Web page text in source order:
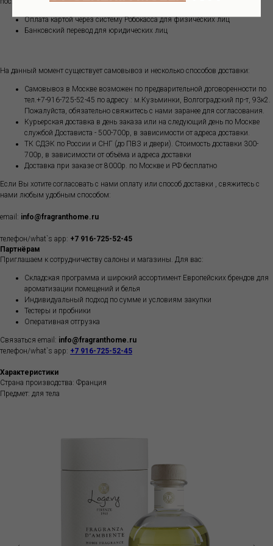
Оплата картой через систему Робокасса для физических лиц
Банковский перевод для юридических лиц
На данный момент существует самовывоз и несколько способов доставки:
Самовывоз в Москве возможен по предварительной договоренности по
тел.+7-916-725-52-45 по адресу : м.Кузьминки, Волгоградский пр-т, 93к2.
Пожалуйста, обязательно свяжитесь с нами заранее для согласования.
Курьерская доставка в день заказа или на следующий день по Москве
службой Достависта - 500-700р, в зависимости от адреса доставки.
ТК СДЭК по России и СНГ (до ПВЗ и двери). Стоимость доставки 300-
700р, в зависимости от объёма и адреса доставки
Доставка при заказе от 8000р. по Москве и РФ бесплатно
Если Вы хотите согласовать с нами оплату или способ доставки , свяжитесь с
нами любым удобным способом:
email: info@fragranthome.ru
телефон/what`s app: +7 916-725-52-45
Партнёрам
Приглашаем к сотрудничеству салоны и магазины. Для вас:
Складская программа и широкий ассортимент Европейских брендов для
ароматизации помещений и белья
Индивидуальный подход по сумме и условиям закупки
Тестеры и пробники
Оперативная отгрузка
Связаться email: info@fragranthome.ru
телефон/what`s app: +7 916-725-52-45
Характеристики
Страна производства: Франция
Предмет: для тела